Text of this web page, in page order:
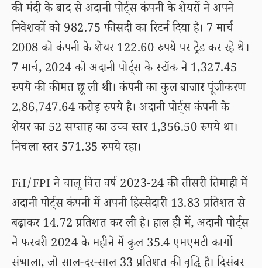
की मंदी के बाद से अदानी पोर्ट्स कंपनी के शेयरों ने अपने
निवेशकों को 982.75 फीसदी का रिटर्न दिया है। 7 मार्च
2008 को कंपनी के शेयर 122.60 रुपये पर ट्रेड कर रहे थे।
7 मार्च, 2024 को अदानी पोर्ट्स के स्टॉक ने 1,327.45
रुपये की कीमत छू ली थी। कंपनी का कुल बाजार पूंजीकरण
2,86,747.64 करोड़ रुपये है। अदानी पोर्ट्स कंपनी के
शेयर का 52 सप्ताह का उच्च स्तर 1,356.50 रुपये था।
निचला स्तर 571.35 रुपये रहा।
FiI/FPI ने चालू वित्त वर्ष 2023-24 की तीसरी तिमाही में
अदानी पोर्ट्स कंपनी में अपनी हिस्सेदारी 13.83 प्रतिशत से
बढ़ाकर 14.72 प्रतिशत कर ली है। हाल ही में, अदानी पोर्ट्स
ने फरवरी 2024 के महीने में कुल 35.4 एमएमटी कार्गो